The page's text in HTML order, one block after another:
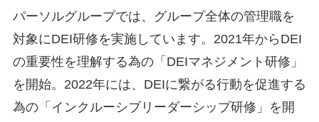
パーソルグループでは、グループ全体の管理職を
対象にDEI研修を実施しています。2021年からDEI
の重要性を理解する為の「DEIマネジメント研修」
を開始。2022年には、DEIに繋がる行動を促進する
為の「インクルーシブリーダーシップ研修」を開